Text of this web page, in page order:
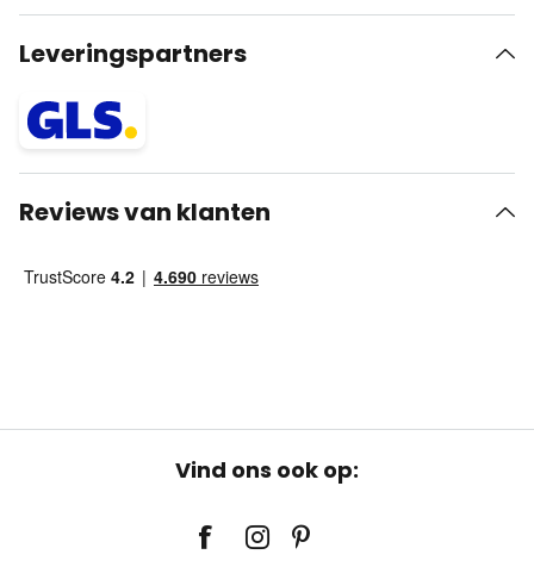
Leveringspartners
Reviews van klanten
Vind ons ook op: